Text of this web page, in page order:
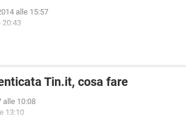
alle 15:57
20:43
Tin.it, cosa fare
alle 10:08
13:10